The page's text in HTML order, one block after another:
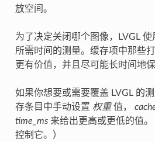
放空间。
为了决定关闭哪个图像，LVGL
所需时间的测量。缓存项中那些
更有价值，并且尽可能长时间地
如果你想要或需要覆盖 LVGL 的
存条目中手动设置 权重值，
time_ms来给出更高或更低的值。
控制它。）